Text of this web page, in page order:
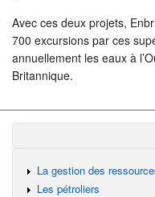
Avec ces deux projets,
700 excursions par ces
annuellement les eaux à
Britannique.
La gestion des
Les pétroliers